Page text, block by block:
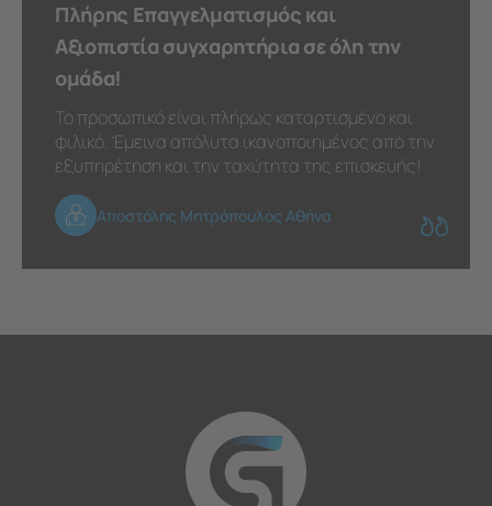
Πλήρης Επαγγελματισμός και
Αξιοπιστία συγχαρητήρια σε όλη την
ομάδα!
Το προσωπικό είναι πλήρως καταρτισμένο και
φιλικό. Έμεινα απόλυτα ικανοποιημένος από την
εξυπηρέτηση και την ταχύτητα της επισκευής!
Αποστόλης Μητρόπουλος Αθήνα